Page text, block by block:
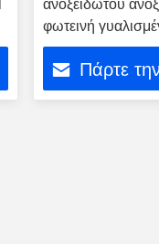
ανοξείδωτου
φωτεινή
Πάρτε